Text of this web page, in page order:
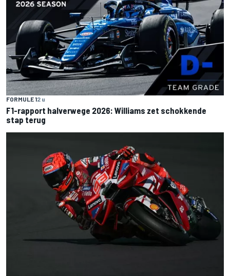
FORMULE 12 u
F1-rapport halverwege 2026: Williams zet schokkende
stap terug